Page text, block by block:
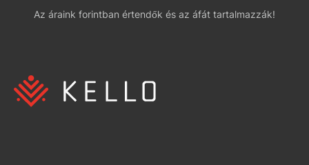
Az áraink forintban értendők és az áfát tartalmazzák!